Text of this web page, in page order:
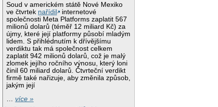
Soud v americkém státě Nové Mexiko
ve čtvrtek nařídil
internetové
společnosti Meta Platforms zaplatit 567
milionů dolarů (téměř 12 miliard Kč) za
újmy, které její platformy působí mladým
lidem. S přihlédnutím k dřívějšímu
verdiktu tak má společnost celkem
zaplatit 942 milionů dolarů, což je malý
zlomek jejího ročního výnosu, který loni
činil 60 miliard dolarů. Čtvrteční verdikt
firmě také nařizuje, aby změnila způsob,
jakým její
…více »